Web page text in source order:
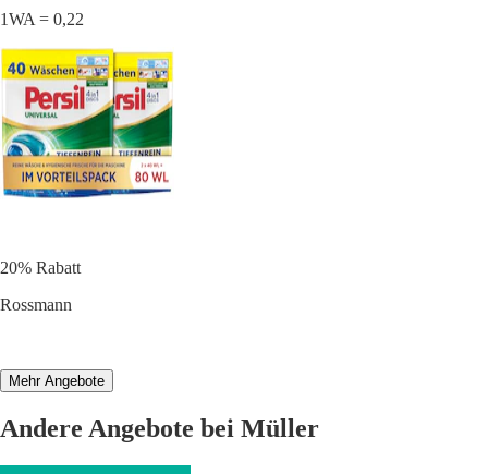
1WA = 0,22
20% Rabatt
Rossmann
Mehr Angebote
Andere Angebote bei Müller